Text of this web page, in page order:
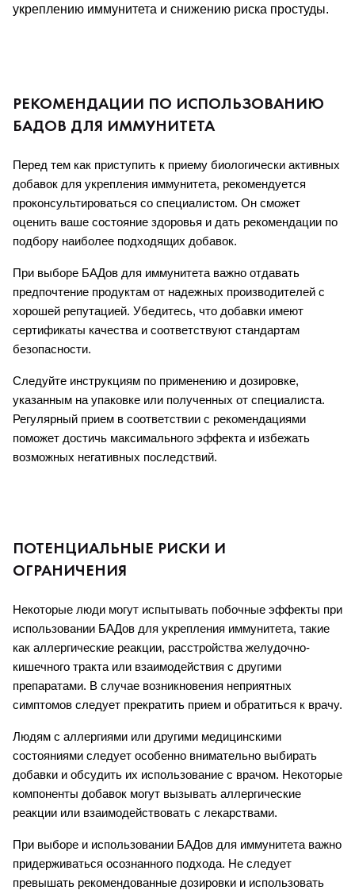
укреплению иммунитета и снижению риска простуды.
РЕКОМЕНДАЦИИ ПО ИСПОЛЬЗОВАНИЮ
БАДОВ ДЛЯ ИММУНИТЕТА
Перед тем как приступить к приему биологически активных
добавок для укрепления иммунитета, рекомендуется
проконсультироваться со специалистом. Он сможет
оценить ваше состояние здоровья и дать рекомендации по
подбору наиболее подходящих добавок.
При выборе БАДов для иммунитета важно отдавать
предпочтение продуктам от надежных производителей с
хорошей репутацией. Убедитесь, что добавки имеют
сертификаты качества и соответствуют стандартам
безопасности.
Следуйте инструкциям по применению и дозировке,
указанным на упаковке или полученных от специалиста.
Регулярный прием в соответствии с рекомендациями
поможет достичь максимального эффекта и избежать
возможных негативных последствий.
ПОТЕНЦИАЛЬНЫЕ РИСКИ И
ОГРАНИЧЕНИЯ
Некоторые люди могут испытывать побочные эффекты при
использовании БАДов для укрепления иммунитета, такие
как аллергические реакции, расстройства желудочно-
кишечного тракта или взаимодействия с другими
препаратами. В случае возникновения неприятных
симптомов следует прекратить прием и обратиться к врачу.
Людям с аллергиями или другими медицинскими
состояниями следует особенно внимательно выбирать
добавки и обсудить их использование с врачом. Некоторые
компоненты добавок могут вызывать аллергические
реакции или взаимодействовать с лекарствами.
При выборе и использовании БАДов для иммунитета важно
придерживаться осознанного подхода. Не следует
превышать рекомендованные дозировки и использовать